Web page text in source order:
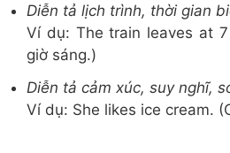
Diễn tả lịch trình, thời gian
Ví dụ: The train leaves at
giờ sáng.)
Diễn tả cảm xúc, suy nghĩ,
Ví dụ: She likes ice cream.